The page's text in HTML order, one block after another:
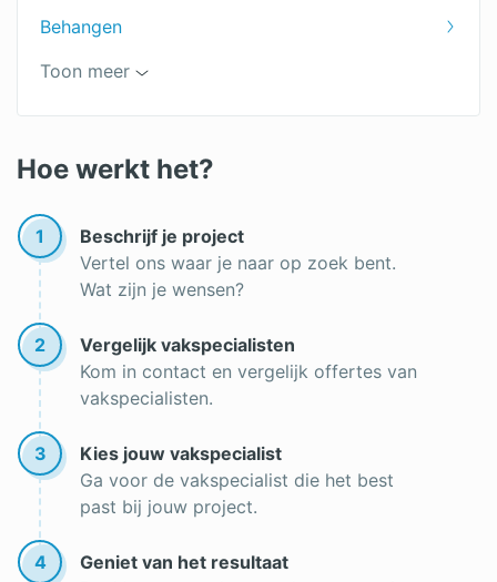
Trap schilderen
Winterschilder
Behangen
Buitenmuur schilderen
Schildersbedrijf
Schilder gezocht
Toon meer
Hoe werkt het?
1
Beschrijf je project
Vertel ons waar je naar op zoek bent.
Wat zijn je wensen?
2
Vergelijk vakspecialisten
Kom in contact en vergelijk offertes van
vakspecialisten.
3
Kies jouw vakspecialist
Ga voor de vakspecialist die het best
past bij jouw project.
4
Geniet van het resultaat